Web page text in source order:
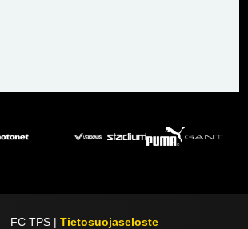
– FC TPS |Tietosuojaseloste